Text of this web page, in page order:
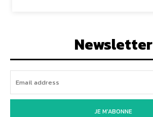
Newsletter
JE M'ABONNE